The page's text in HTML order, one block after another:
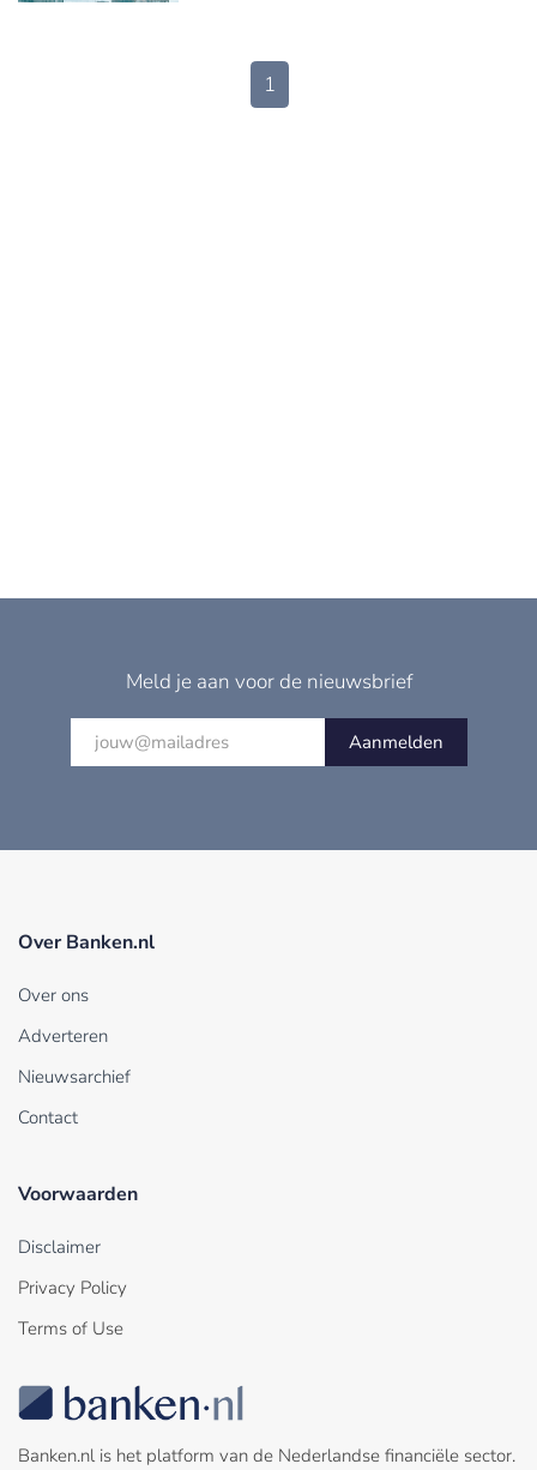
1
Meld je aan voor de nieuwsbrief
Aanmelden
Over Banken.nl
Over ons
Adverteren
Nieuwsarchief
Contact
Voorwaarden
Disclaimer
Privacy Policy
Terms of Use
Banken.nl is het platform van de Nederlandse financiële sector.